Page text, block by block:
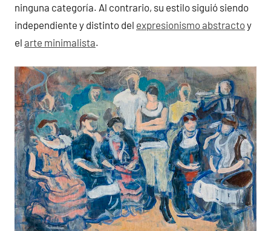
ninguna categoría. Al contrario, su estilo siguió siendo
independiente y distinto del expresionismo abstractoy
el arte minimalista.